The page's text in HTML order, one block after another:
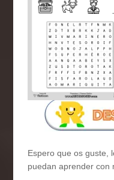
Espero que os guste,
puedan aprender con